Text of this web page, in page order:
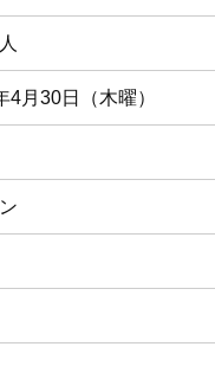
月30日（木曜）